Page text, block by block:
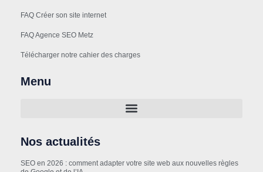
FAQ Créer son site internet
FAQ Agence SEO Metz
Télécharger notre cahier des charges
Menu
Nos actualités
SEO en 2026 : comment adapter votre site web aux nouvelles règles